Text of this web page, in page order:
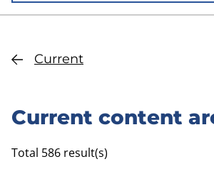
Current
Current content
Total 586 result(s)